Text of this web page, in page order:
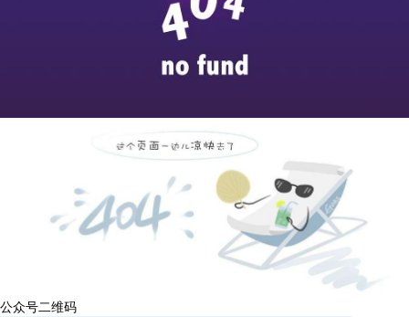
公众号二维码